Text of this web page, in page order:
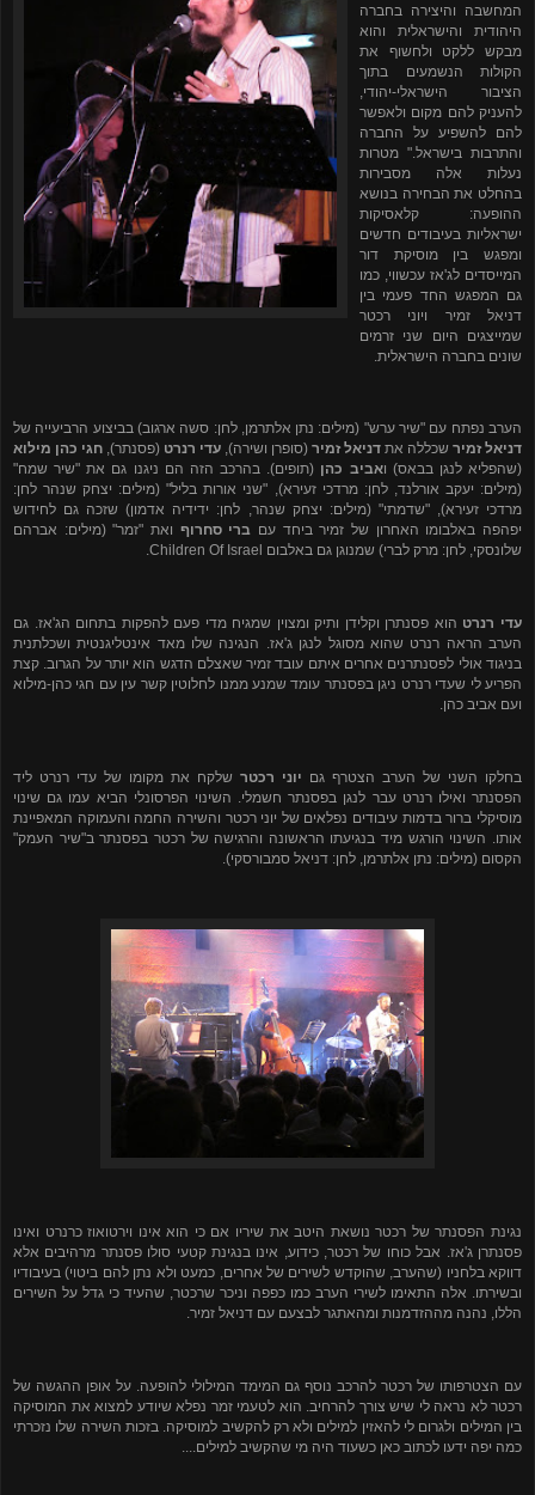
המחשבה והיצירה בחברה
היהודית והישראלית והוא
מבקש ללקט ולחשוף את
הקולות הנשמעים בתוך
הציבור הישראלי-יהודי,
להעניק להם מקום ולאפשר
להם להשפיע על החברה
והתרבות בישראל." מטרות
נעלות אלה מסבירות
בהחלט את הבחירה בנושא
ההופעה: קלאסיקות
ישראליות בעיבודים חדשים
ומפגש בין מוסיקת דור
המייסדים לג'אז עכשווי, כמו
גם המפגש החד פעמי בין
דניאל זמיר ויוני רכטר
שמייצגים היום שני זרמים
שונים בחברה הישראלית.
הערב נפתח עם "שיר ערש" (מילים: נתן אלתרמן, לחן: סשה ארגוב) בביצוע הרביעייה של
דניאל זמיר שכללה את דניאל זמיר (סופרן ושירה), עדי רנרט (פסנתר), חגי כהן מילוא
(שהפליא לנגן בבאס) ואביב כהן (תופים). בהרכב הזה הם ניגנו גם את "שיר שמח"
(מילים: יעקב אורלנד, לחן: מרדכי זעירא), "שני אורות בליל" (מילים: יצחק שנהר לחן:
מרדכי זעירא), "שדמתי" (מילים: יצחק שנהר, לחן: ידידיה אדמון) שזכה גם לחידוש
יפהפה באלבומו האחרון של זמיר ביחד עם ברי סחרוף ואת "זמר" (מילים: אברהם
שלונסקי, לחן: מרק לברי) שמנוגן גם באלבום Children Of Israel
.
עדי רנרט הוא פסנתרן וקלידן ותיק ומצוין שמגיח מדי פעם להפקות בתחום הג'אז. גם
הערב הראה רנרט שהוא מסוגל לנגן ג'אז. הנגינה שלו מאד אינטליגנטית ושכלתנית
בניגוד אולי לפסנתרנים אחרים איתם עובד זמיר שאצלם הדגש הוא יותר על הגרוב. קצת
הפריע לי שעדי רנרט ניגן בפסנתר עומד שמנע ממנו לחלוטין קשר עין עם חגי כהן-מילוא
ועם אביב כהן.
בחלקו השני של הערב הצטרף גם יוני רכטר שלקח את מקומו של עדי רנרט ליד
הפסנתר ואילו רנרט עבר לנגן בפסנתר חשמלי. השינוי הפרסונלי הביא עמו גם שינוי
מוסיקלי ברור בדמות עיבודים נפלאים של יוני רכטר והשירה החמה והעמוקה המאפיינת
אותו. השינוי הורגש מיד בנגיעתו הראשונה והרגישה של רכטר בפסנתר ב"שיר העמק"
הקסום (מילים: נתן אלתרמן, לחן: דניאל סמבורסקי).
נגינת הפסנתר של רכטר נושאת היטב את שיריו אם כי הוא אינו וירטואוז כרנרט ואינו
פסנתרן ג'אז. אבל כוחו של רכטר, כידוע, אינו בנגינת קטעי סולו פסנתר מרהיבים אלא
דווקא בלחניו (שהערב, שהוקדש לשירים של אחרים, כמעט ולא נתן להם ביטוי) בעיבודיו
ובשירתו. אלה התאימו לשירי הערב כמו כפפה וניכר שרכטר, שהעיד כי גדל על השירים
הללו, נהנה מההזדמנות ומהאתגר לבצעם עם דניאל זמיר.
עם הצטרפותו של רכטר להרכב נוסף גם המימד המילולי להופעה. על אופן ההגשה של
רכטר לא נראה לי שיש צורך להרחיב. הוא לטעמי זמר נפלא שיודע למצוא את המוסיקה
בין המילים ולגרום לי להאזין למילים ולא רק להקשיב למוסיקה. בזכות השירה שלו נזכרתי
כמה יפה ידעו לכתוב כאן כשעוד היה מי שהקשיב למילים....